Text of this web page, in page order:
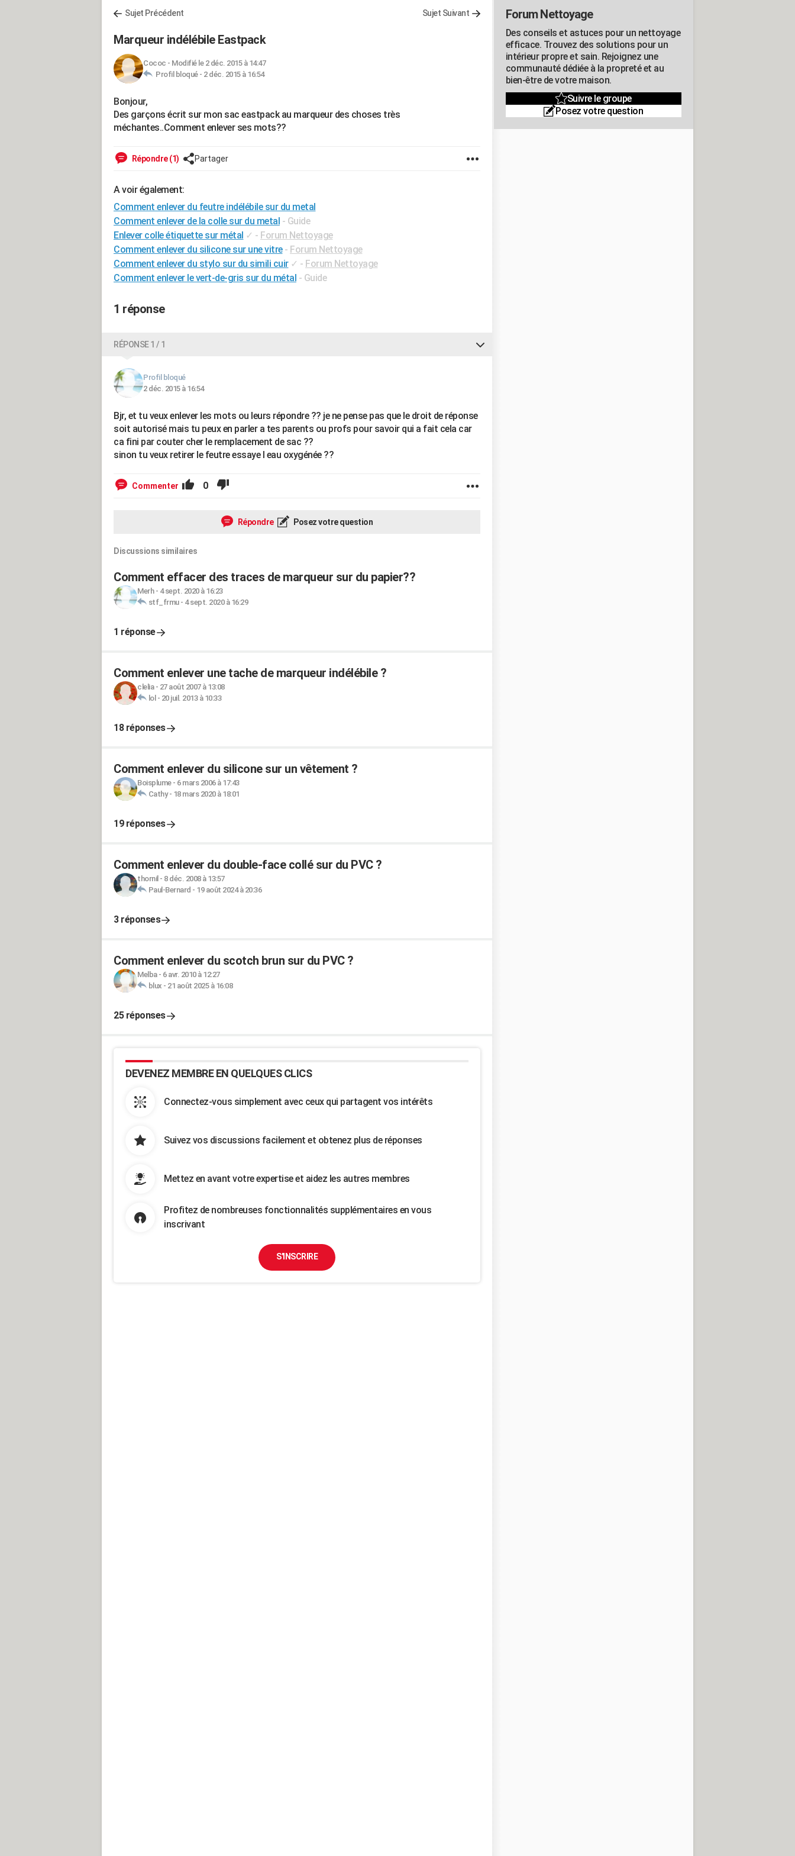
Sujet Précédent Sujet Suivant
Marqueur indélébile Eastpack
Cococ - Modifié le 2 déc. 2015 à 14:47
Profil bloqué - 2 déc. 2015 à 16:54
Bonjour,
Des garçons écrit sur mon sac eastpack au marqueur des choses très
méchantes..Comment enlever ses mots??
Répondre (1) Partager
A voir également:
Comment enlever du feutre indélébile sur du metal
Comment enlever de la colle sur du metal - Guide
Enlever colle étiquette sur métal ✓ - Forum Nettoyage
Comment enlever du silicone sur une vitre - Forum Nettoyage
Comment enlever du stylo sur du simili cuir ✓ - Forum Nettoyage
Comment enlever le vert-de-gris sur du métal - Guide
1 réponse
RÉPONSE 1 / 1
Profil bloqué
2 déc. 2015 à 16:54
Bjr, et tu veux enlever les mots ou leurs répondre ?? je ne pense pas que le droit de réponse
soit autorisé mais tu peux en parler a tes parents ou profs pour savoir qui a fait cela car
ca fini par couter cher le remplacement de sac ??
sinon tu veux retirer le feutre essaye l eau oxygénée ??
Commenter 0
Répondre Posez votre question
Discussions similaires
Comment effacer des traces de marqueur sur du papier??
Merh- 4 sept. 2020 à 16:23
stf_frmu- 4 sept. 2020 à 16:29
1 réponse
Comment enlever une tache de marqueur indélébile ?
clelia- 27 août 2007 à 13:08
lol - 20 juil. 2013 à 10:33
18 réponses
Comment enlever du silicone sur un vêtement ?
Boisplume- 6 mars 2006 à 17:43
Cathy- 18 mars 2020 à 18:01
19 réponses
Comment enlever du double-face collé sur du PVC ?
thornil - 8 déc. 2008 à 13:57
Paul-Bernard - 19 août 2024 à 20:36
3 réponses
Comment enlever du scotch brun sur du PVC ?
Melba- 6 avr. 2010 à 12:27
blux - 21 août 2025 à 16:08
25 réponses
DEVENEZ MEMBRE EN QUELQUES CLICS
Connectez-vous simplement avec ceux qui partagent vos intérêts
Suivez vos discussions facilement et obtenez plus de réponses
Mettez en avant votre expertise et aidez les autres membres
Profitez de nombreuses fonctionnalités supplémentaires en vous
inscrivant
S'INSCRIRE
Forum Nettoyage
Des conseils et astuces pour un nettoyage
efficace. Trouvez des solutions pour un
intérieur propre et sain. Rejoignez une
communauté dédiée à la propreté et au
bien-être de votre maison.
Suivre le groupe
Posez votre question